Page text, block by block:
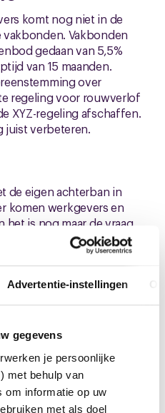
Advertentie-instellingen
gegevens
je persoonlijke
met behulp van
om informatie op uw
met als doel
komt nog niet in de
Vakbonden
gedaan van 5,5%
van 15 maanden.
over
regeling voor rouwverlof
XYZ-regeling afschaffen.
juist verbeteren.
de eigen achterban in
komen werkgevers en
het is nog maar de vraag
zal moeten blijken”, zegt
lid